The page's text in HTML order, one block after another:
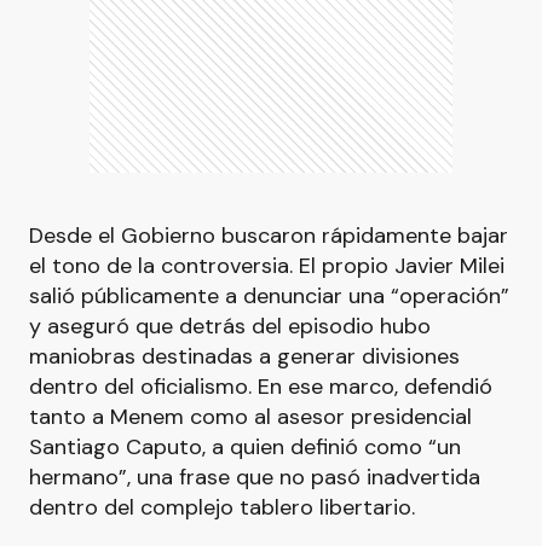
Desde el Gobierno buscaron rápidamente bajar
el tono de la controversia. El propio Javier Milei
salió públicamente a denunciar una “operación”
y aseguró que detrás del episodio hubo
maniobras destinadas a generar divisiones
dentro del oficialismo. En ese marco, defendió
tanto a Menem como al asesor presidencial
Santiago Caputo, a quien definió como “un
hermano”, una frase que no pasó inadvertida
dentro del complejo tablero libertario.